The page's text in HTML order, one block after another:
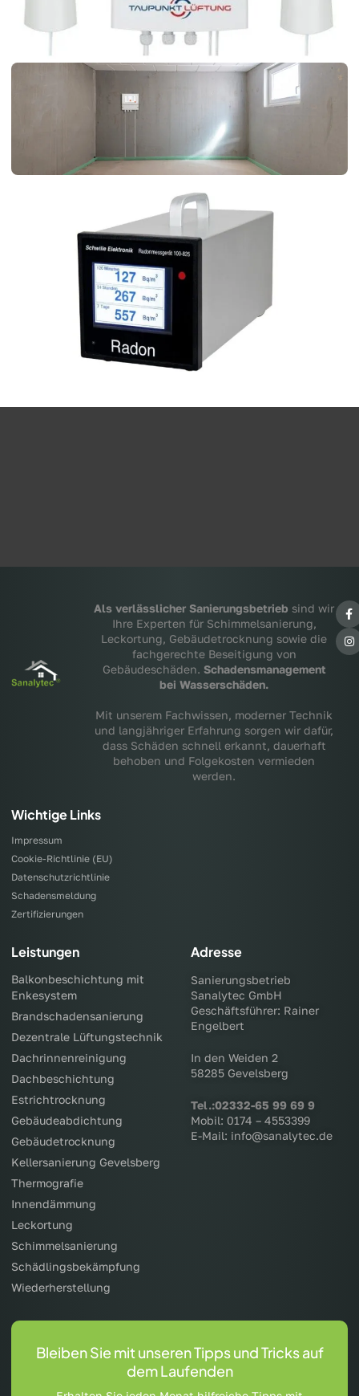
Als verlässlicher Sanierungsbetrieb sind wir
Ihre Experten für Schimmelsanierung,
Leckortung, Gebäudetrocknung sowie die
fachgerechte Beseitigung von
Gebäudeschäden. Schadensmanagement
bei Wasserschäden.
Mit unserem Fachwissen, moderner Technik
und langjähriger Erfahrung sorgen wir dafür,
dass Schäden schnell erkannt, dauerhaft
behoben und Folgekosten vermieden
werden.
Wichtige Links
Impressum
Cookie-Richtlinie (EU)
Datenschutzrichtlinie
Schadensmeldung
Zertifizierungen
Leistungen
Balkonbeschichtung mit
Enkesystem
Brandschadensanierung
Dezentrale Lüftungstechnik
Dachrinnenreinigung
Dachbeschichtung
Estrichtrocknung
Gebäudeabdichtung
Gebäudetrocknung
Kellersanierung Gevelsberg
Thermografie
Innendämmung
Leckortung
Schimmelsanierung
Schädlingsbekämpfung
Wiederherstellung
Adresse
Sanierungsbetrieb
Sanalytec GmbH
Geschäftsführer: Rainer
Engelbert
In den Weiden 2
58285 Gevelsberg
Tel.:02332-65 99 69 9
Mobil: 0174 – 4553399
E-Mail: info@sanalytec.de
Bleiben Sie mit unseren Tipps und Tricks auf
dem Laufenden